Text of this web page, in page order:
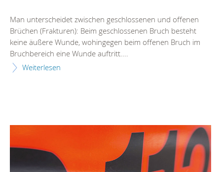
Man unterscheidet zwischen geschlossenen und offenen
Brüchen (Frakturen): Beim geschlossenen Bruch besteht
keine äußere Wunde, wohingegen beim offenen Bruch im
Bruchbereich eine Wunde auftritt....
Weiterlesen